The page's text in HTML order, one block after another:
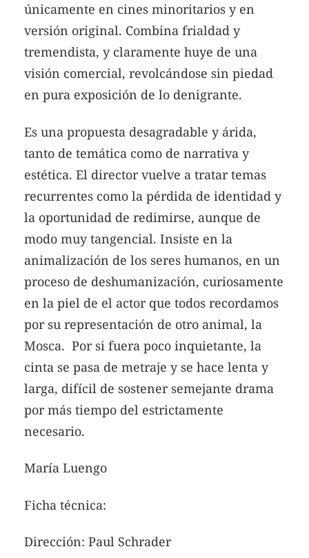
únicamente en cines minoritarios y en
versión original. Combina frialdad y
tremendista, y claramente huye de una
visión comercial, revolcándose sin piedad
en pura exposición de lo denigrante.
Es una propuesta desagradable y árida,
tanto de temática como de narrativa y
estética. El director vuelve a tratar temas
recurrentes como la pérdida de identidad y
la oportunidad de redimirse, aunque de
modo muy tangencial. Insiste en la
animalización de los seres humanos, en un
proceso de deshumanización, curiosamente
en la piel de el actor que todos recordamos
por su representación de otro animal, la
Mosca. Por si fuera poco inquietante, la
cinta se pasa de metraje y se hace lenta y
larga, difícil de sostener semejante drama
por más tiempo del estrictamente
necesario.
María Luengo
Ficha técnica:
Dirección: Paul Schrader